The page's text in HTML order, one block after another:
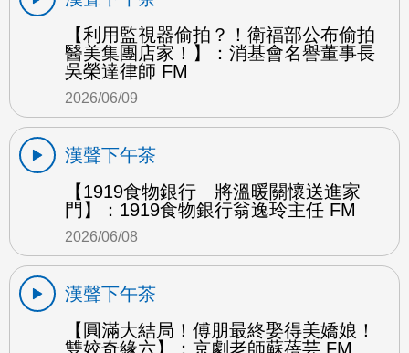
【利用監視器偷拍？！衛福部公布偷拍
醫美集團店家！】：消基會名譽董事長
吳榮達律師 FM
2026/06/09
漢聲下午茶
【1919食物銀行 將溫暖關懷送進家
門】：1919食物銀行翁逸玲主任 FM
2026/06/08
漢聲下午茶
【圓滿大結局！傅朋最終娶得美嬌娘！
雙姣奇緣六】：京劇老師蘇蓓芸 FM